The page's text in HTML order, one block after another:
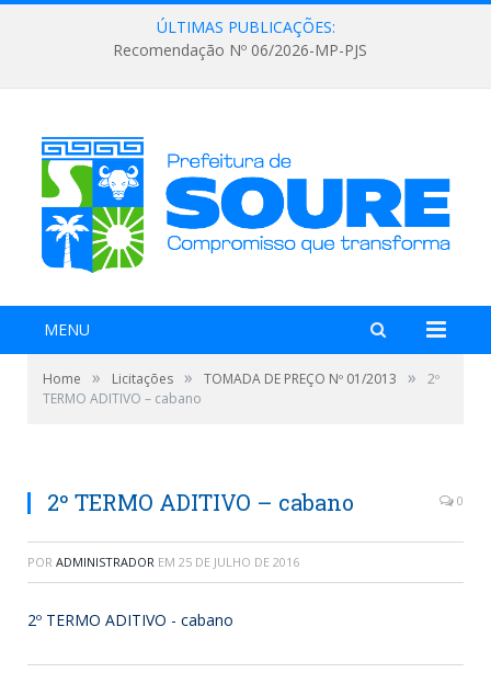
ÚLTIMAS PUBLICAÇÕES:
Recomendação Nº 06/2026-MP-PJS
MENU
Home » Licitações » TOMADA DE PREÇO Nº 01/2013 »
2º
TERMO ADITIVO – cabano
2º TERMO ADITIVO – cabano 0
POR ADMINISTRADOR EM 25 DE JULHO DE 2016
2º TERMO ADITIVO - cabano